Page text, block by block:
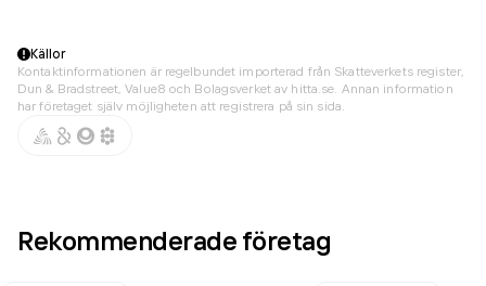
Källor
Kontaktinformationen är regelbundet importerad från Skatteverkets register,
Dun & Bradstreet, Value8 och Bolagsverket av hitta.se. Annan information
har företaget själv möjligheten att registrera på sin sida.
Rekommenderade företag